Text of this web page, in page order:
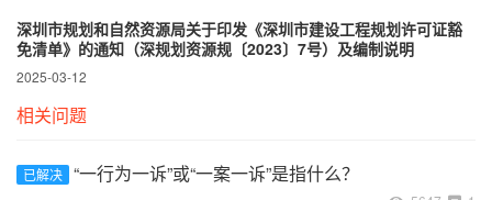
深圳市规划和自然资源局关于印发《深圳市建设工程规划许可证豁
免清单》的通知（深规划资源规〔2023〕7号）及编制说明
2025-03-12
相关问题
已解决 “一行为一诉”或“一案一诉”是指什么？